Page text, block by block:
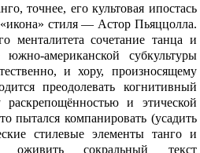
точнее, его культовая ипостась
стиля — Астор Пьяццолла.
менталитета сочетание танца и
южно-американской субкультуры
и хору, произносящему
преодолевать когнитивный
и этической
пытался компанировать (усадить
стилевые элементы танго и
оживить сокральный текст